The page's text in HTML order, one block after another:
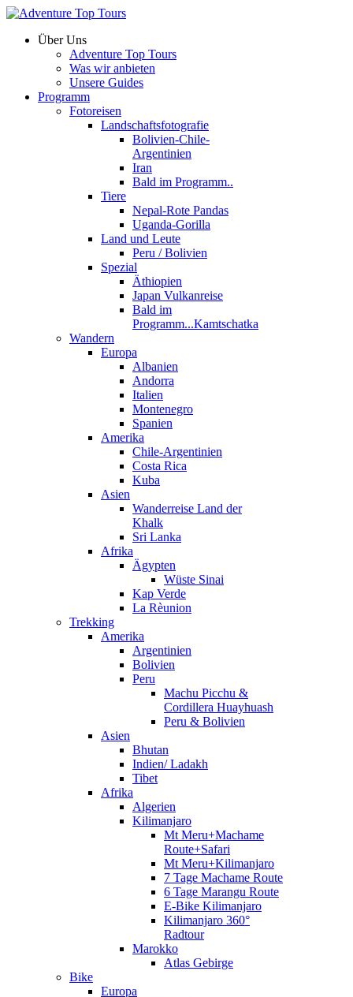
Über Uns
Adventure Top Tours
Was wir anbieten
Unsere Guides
Programm
Fotoreisen
Landschaftsfotografie
Bolivien-Chile-
Argentinien
Iran
Bald im Programm..
Tiere
Nepal-Rote Pandas
Uganda-Gorilla
Land und Leute
Peru / Bolivien
Spezial
Äthiopien
Japan Vulkanreise
Bald im
Programm...Kamtschatka
Wandern
Europa
Albanien
Andorra
Italien
Montenegro
Spanien
Amerika
Chile-Argentinien
Costa Rica
Kuba
Asien
Wanderreise Land der
Khalk
Sri Lanka
Afrika
Ägypten
Wüste Sinai
Kap Verde
La Rèunion
Trekking
Amerika
Argentinien
Bolivien
Peru
Machu Picchu &
Cordillera Huayhuash
Peru & Bolivien
Asien
Bhutan
Indien/ Ladakh
Tibet
Afrika
Algerien
Kilimanjaro
Mt Meru+Machame
Route+Safari
Mt Meru+Kilimanjaro
7 Tage Machame Route
6 Tage Marangu Route
E-Bike Kilimanjaro
Kilimanjaro 360°
Radtour
Marokko
Atlas Gebirge
Bike
Europa